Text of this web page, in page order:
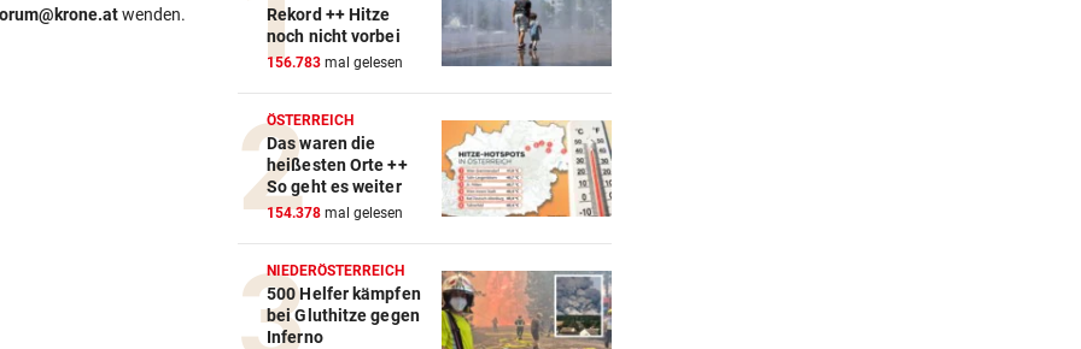
wenden.
Rekord ++ Hitze
noch nicht vorbei
156.783 mal gelesen
ÖSTERREICH
Das waren die
heißesten Orte ++
So geht es weiter
154.378 mal gelesen
NIEDERÖSTERREICH
500 Helfer kämpfen
bei Gluthitze gegen
Inferno